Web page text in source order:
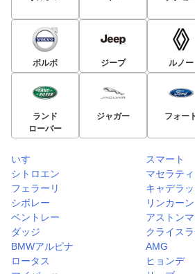
ボルボ ジープ ルノー
ランド
ローバー
ジャガー フォー
いすゞ
スマート
シトロエン
マセラティ
フェラーリ
キャデラ
シボレー
リンカーン
ベントレー
アストン
ダッジ
クライス
BMWアルピナ
AMG
ロータス
ヒョンデ